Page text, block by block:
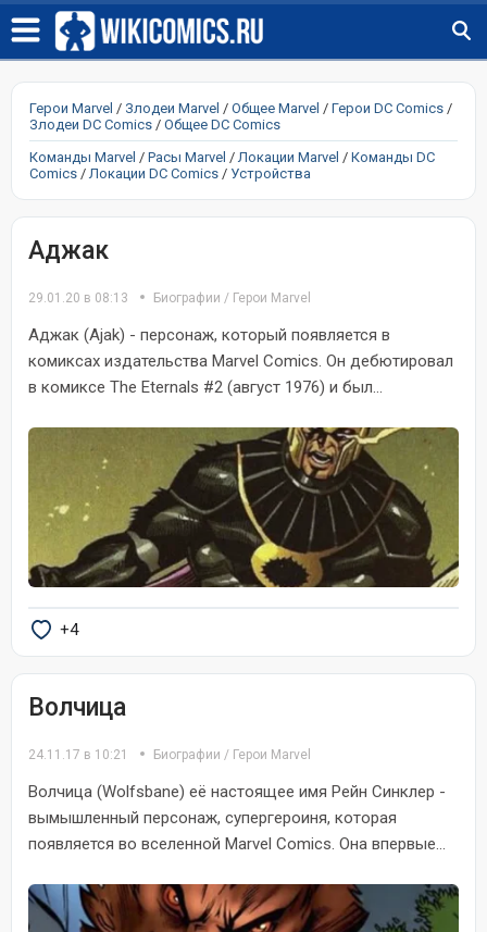
Герои Marvel / Злодеи Marvel / Общее Marvel / Герои DC Comics /
Злодеи DC Comics / Общее DC Comics
Команды Marvel / Расы Marvel /Локации Marvel / Команды DC
Comics /Локации DC Comics / Устройства
Аджак
29.01.20 в 08:13 Биографии / Герои Marvel
Аджак (Ajak) - персонаж, который появляется в
комиксах издательства Marvel Comics. Он дебютировал
в комиксе The Eternals #2 (август 1976) и был...
+4
Волчица
24.11.17 в 10:21 Биографии / Герои Marvel
Волчица (Wolfsbane) её настоящее имя Рейн Синклер -
вымышленный персонаж, супергероиня, которая
появляется во вселенной Marvel Comics. Она впервые...